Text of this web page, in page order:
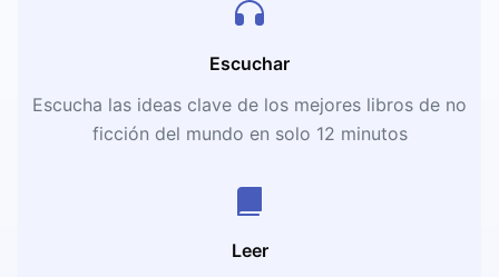
Escuchar
Escucha las ideas clave de los mejores libros de no
ficción del mundo en solo 12 minutos
Leer